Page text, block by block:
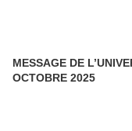
MESSAGE DE
OCTOBRE 2025